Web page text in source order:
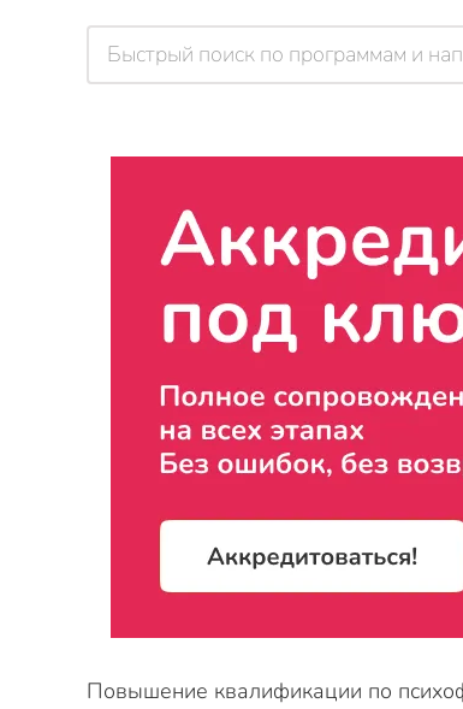
Повышение квалификации по